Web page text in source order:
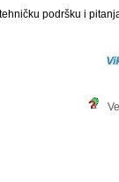
podršku i